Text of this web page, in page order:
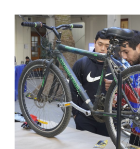
Formación Continua
Estudiantes
Académicos
Funcionarios
Alumni